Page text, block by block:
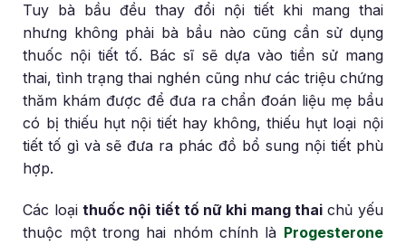
Tuy bà bầu đều thay đổi nội tiết khi mang thai
nhưng không phải bà bầu nào cũng cần sử dụng
thuốc nội tiết tố. Bác sĩ sẽ dựa vào tiền sử mang
thai, tình trạng thai nghén cũng như các triệu chứng
thăm khám được để đưa ra chẩn đoán liệu mẹ bầu
có bị thiếu hụt nội tiết hay không, thiếu hụt loại nội
tiết tố gì và sẽ đưa ra phác đồ bổ sung nội tiết phù
hợp.
Các loạithuốc nội tiết tố nữ khi mang thaichủ yếu
thuộc một trong hai nhóm chính là Progesterone